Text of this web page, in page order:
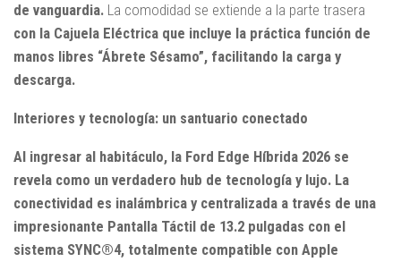
de vanguardia. La comodidad se extiende a la parte trasera
con la Cajuela Eléctrica que incluye la práctica función de
manos libres “Ábrete Sésamo”, facilitando la carga y
descarga.
Interiores y tecnología: un santuario conectado
Al ingresar al habitáculo, la Ford Edge Híbrida 2026 se
revela como un verdadero hub de tecnología y lujo. La
conectividad es inalámbrica y centralizada a través de una
impresionante Pantalla Táctil de 13.2 pulgadas con el
sistema SYNC®4, totalmente compatible con Apple